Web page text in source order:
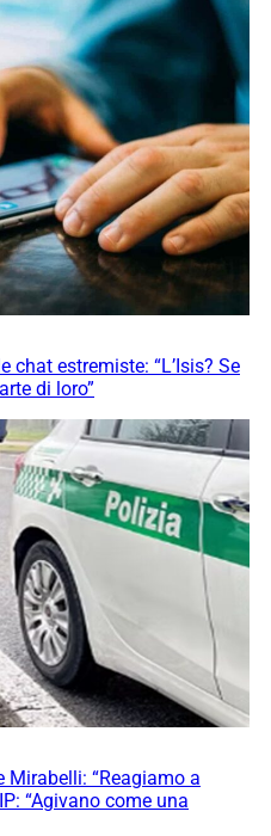
estremiste: “L’Isis? Se
di loro”
“Reagiamo a
“Agivano come una